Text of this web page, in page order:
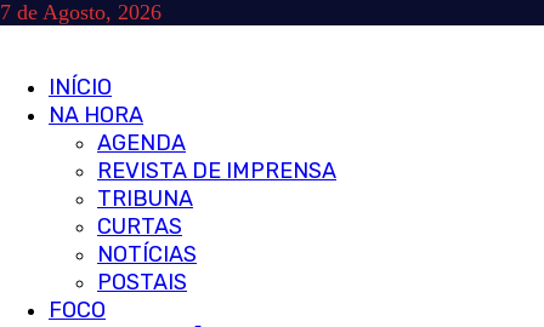
Skip
7 de Agosto, 2026
Primary
Menu
INÍCIO
NA HORA
AGENDA
REVISTA DE IMPRENSA
TRIBUNA
CURTAS
NOTÍCIAS
POSTAIS
FOCO